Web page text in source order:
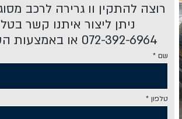
רוצה להתקין וו גרירה לרכב מסוג
ניתן ליצור איתנו קשר
072-392-6964 או באמצעות הטופס
שם
טלפון